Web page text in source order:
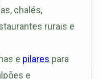
chalés,
rurais e
e pilares para
e